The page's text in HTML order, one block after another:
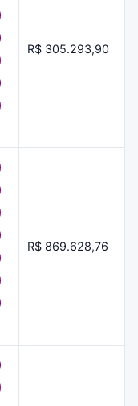
R$ 305.293,90
R$ 869.628,76